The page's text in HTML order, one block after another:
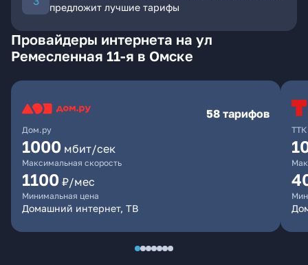
предложит лучшие тарифы
Провайдеры интернета на ул
Ремесленная 11-я в Омске
Дом.ру
58 тарифов
1000 мбит/сек
Максимальная скорость
1100 ₽/мес
Минимальная цена
Домашний интернет, ТВ
ТТК